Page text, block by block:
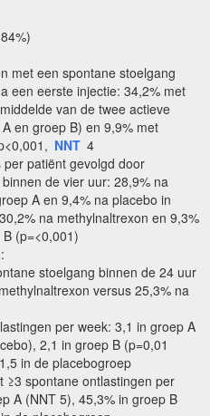
met een spontane stoelgang
een eerste injectie: 34,2% met
van de twee actieve
en groep B) en 9,9% met
NNT 4
patiënt gevolgd door
de vier uur: 28,9% na
A en 9,4% na placebo in
na methylnaltrexon en 9,3%
(p=<0,001)
stoelgang binnen de 24 uur
versus 25,3% na
per week: 3,1 in groep A
2,1 in groep B (p=0,01
in de placebogroep
≥3 spontane ontlastingen per
A (NNT 5), 45,3% in groep B